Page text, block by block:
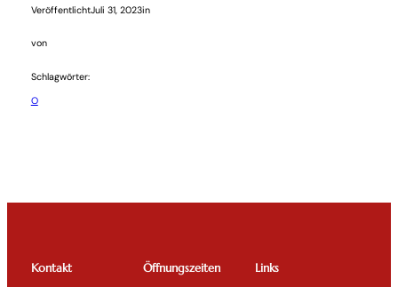
VeröffentlichtJuli 31, 2023in
von
Schlagwörter:
O
Kontakt Öffnungszeiten Links